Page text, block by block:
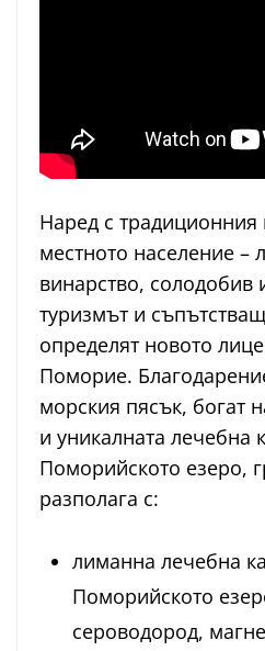
Наред с
местното население –
винарство, солодобив
туризмът и
определят новото
Поморие.
морския пясък, богат
и уникалната лечебна
Поморийското езеро,
разполага с:
лиманна лечебна
Поморийското
сероводород,